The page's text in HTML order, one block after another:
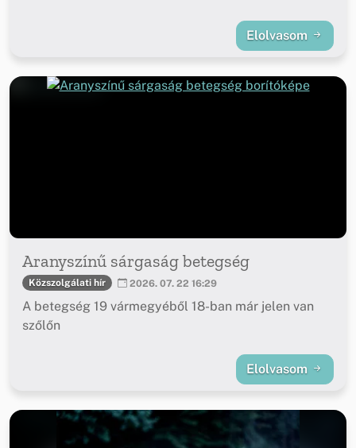
Elolvasom
Aranyszínű sárgaság betegség
Közszolgálati hír 2026. 07. 22 16:29
A betegség 19 vármegyéből 18-ban már jelen van
szőlőn
Elolvasom